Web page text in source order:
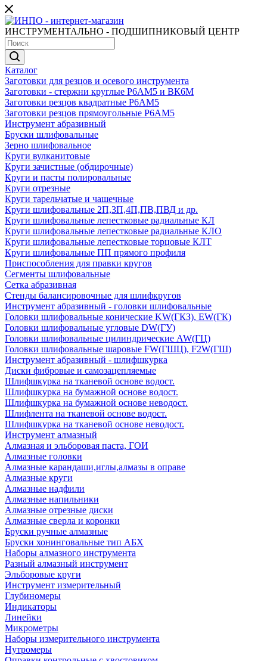
ИНСТРУМЕНТАЛЬНО - ПОДШИПНИКОВЫЙ ЦЕНТР
Каталог
Заготовки для резцов и осевого инструмента
Заготовки - стержни круглые Р6АМ5 и ВК6М
Заготовки резцов квадратные Р6АМ5
Заготовки резцов прямоугольные Р6АМ5
Инструмент абразивный
Бруски шлифовальные
Зерно шлифовальное
Круги вулканитовые
Круги зачистные (обдирочные)
Круги и пасты полировальные
Круги отрезные
Круги тарельчатые и чашечные
Круги шлифовальные 2П,3П,4П,ПВ,ПВД и др.
Круги шлифовальные лепестковые радиальные КЛ
Круги шлифовальные лепестковые радиальные КЛО
Круги шлифовальные лепестковые торцовые КЛТ
Круги шлифовальные ПП прямого профиля
Приспособления для правки кругов
Сегменты шлифовальные
Сетка абразивная
Стенды балансировочные для шлифкругов
Инструмент абразивный - головки шлифовальные
Головки шлифовальные конические KW(ГКЗ), EW(ГК)
Головки шлифовальные угловые DW(ГУ)
Головки шлифовальные цилиндрические AW(ГЦ)
Головки шлифовальные шаровые FW(ГШЦ), F2W(ГШ)
Инструмент абразивный - шлифшкурка
Диски фибровые и самозацепляемые
Шлифшкурка на тканевой основе водост.
Шлифшкурка на бумажной основе водост.
Шлифшкурка на бумажной основе неводост.
Шлифлента на тканевой основе водост.
Шлифшкурка на тканевой основе неводост.
Инструмент алмазный
Алмазная и эльборовая паста, ГОИ
Алмазные головки
Алмазные карандаши,иглы,алмазы в оправе
Алмазные круги
Алмазные надфили
Алмазные напильники
Алмазные отрезные диски
Алмазные сверла и коронки
Бруски ручные алмазные
Бруски хонинговальные тип АБХ
Наборы алмазного инструмента
Разный алмазный инструмент
Эльборовые круги
Инструмент измерительный
Глубиномеры
Индикаторы
Линейки
Микрометры
Наборы измерительного инструмента
Нутромеры